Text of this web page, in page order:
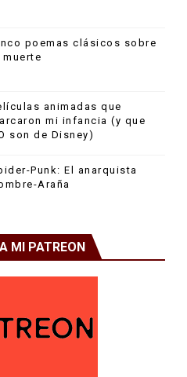
poemas clásicos sobre
muerte
animadas que
mi infancia (y que
son de Disney)
Punk: El anarquista
Araña
MI PATREON